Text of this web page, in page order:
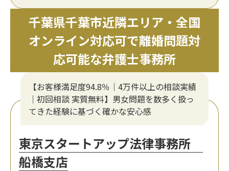
千葉県千葉市近隣エリア・全国
オンライン対応可で離婚問題対
応可能な弁護士事務所
【お客様満足度94.8％｜4万件以上の相談実績
｜初回相談 実質無料】男女問題を数多く扱っ
てきた経験に基づく確かな安心感
東京スタートアップ法律事務所
船橋支店